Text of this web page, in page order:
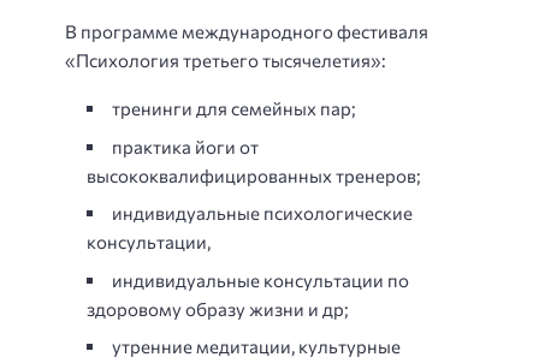
В программе международного фестиваля
«Психология третьего тысячелетия»:
тренинги для семейных пар;
практика йоги от
высококвалифицированных тренеров;
индивидуальные психологические
консультации,
индивидуальные консультации по
здоровому образу жизни и др;
утренние медитации, культурные